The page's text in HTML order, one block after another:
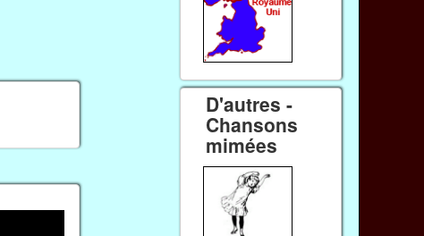
D'autres -
Chansons
mimées